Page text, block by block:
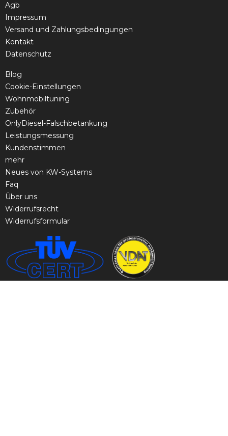
Agb
Impressum
Versand und Zahlungsbedingungen
Kontakt
Datenschutz
Blog
Cookie-Einstellungen
Wohnmobiltuning
Zubehör
OnlyDiesel-Falschbetankung
Leistungsmessung
Kundenstimmen
mehr
Neues von KW-Systems
Faq
Über uns
Widerrufsrecht
Widerrufsformular